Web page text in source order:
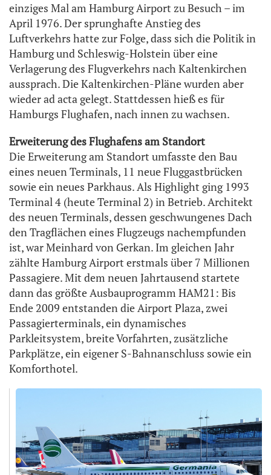
einziges Mal am Hamburg Airport zu Besuch – im
April 1976. Der sprunghafte Anstieg des
Luftverkehrs hatte zur Folge, dass sich die Politik in
Hamburg und Schleswig-Holstein über eine
Verlagerung des Flugverkehrs nach Kaltenkirchen
aussprach. Die Kaltenkirchen-Pläne wurden aber
wieder ad acta gelegt. Stattdessen hieß es für
Hamburgs Flughafen, nach innen zu wachsen.
Erweiterung des Flughafens am Standort
Die Erweiterung am Standort umfasste den Bau
eines neuen Terminals, 11 neue Fluggastbrücken
sowie ein neues Parkhaus. Als Highlight ging 1993
Terminal 4 (heute Terminal 2) in Betrieb. Architekt
des neuen Terminals, dessen geschwungenes Dach
den Tragflächen eines Flugzeugs nachempfunden
ist, war Meinhard von Gerkan. Im gleichen Jahr
zählte Hamburg Airport erstmals über 7 Millionen
Passagiere. Mit dem neuen Jahrtausend startete
dann das größte Ausbauprogramm HAM21: Bis
Ende 2009 entstanden die Airport Plaza, zwei
Passagierterminals, ein dynamisches
Parkleitsystem, breite Vorfahrten, zusätzliche
Parkplätze, ein eigener S-Bahnanschluss sowie ein
Komforthotel.